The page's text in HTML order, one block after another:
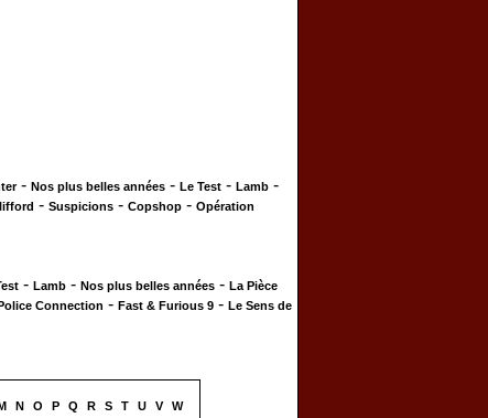
- Nos plus belles années - Le Test - Lamb -
- Suspicions - Copshop - Opération
- Lamb - Nos plus belles années - La Pièce
Connection - Fast & Furious 9 - Le Sens de
N O P Q R S T U V
W